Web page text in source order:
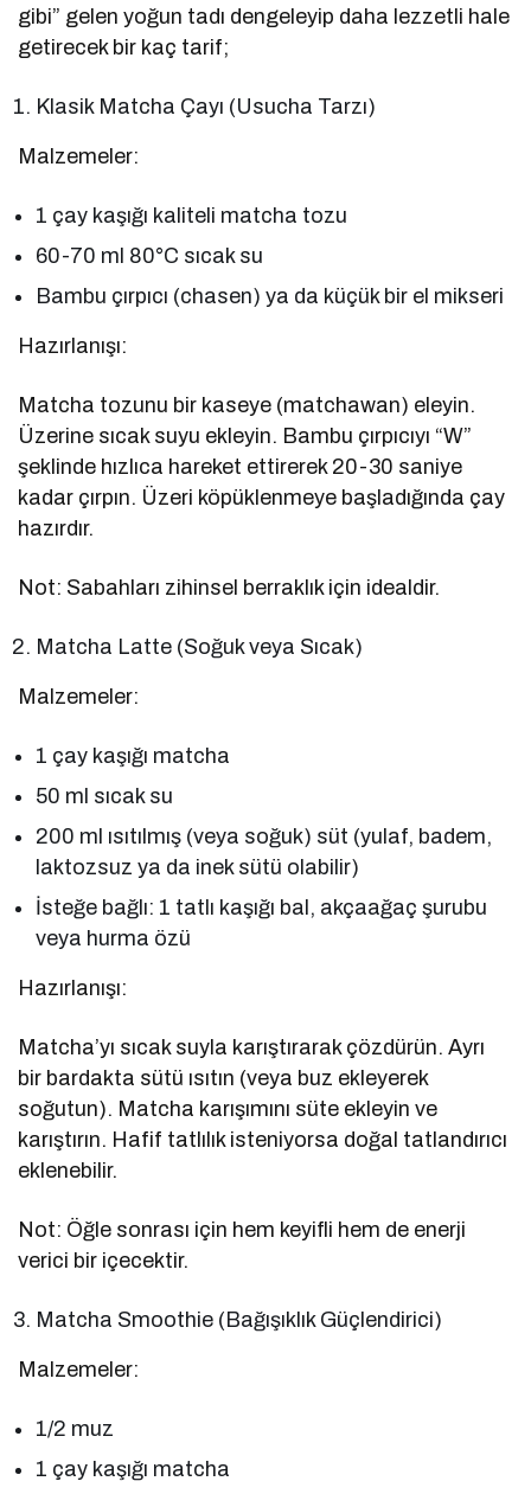
gibi” gelen yoğun tadı dengeleyip daha lezzetli hale
getirecek bir kaç tarif;
Klasik Matcha Çayı (Usucha Tarzı)
Malzemeler:
1 çay kaşığı kaliteli matcha tozu
60-70 ml 80°C sıcak su
Bambu çırpıcı (chasen) ya da küçük bir el mikseri
Hazırlanışı:
Matcha tozunu bir kaseye (matchawan) eleyin.
Üzerine sıcak suyu ekleyin. Bambu çırpıcıyı “W”
şeklinde hızlıca hareket ettirerek 20-30 saniye
kadar çırpın. Üzeri köpüklenmeye başladığında çay
hazırdır.
Not: Sabahları zihinsel berraklık için idealdir.
Matcha Latte (Soğuk veya Sıcak)
Malzemeler:
1 çay kaşığı matcha
50 ml sıcak su
200 ml ısıtılmış (veya soğuk) süt (yulaf, badem,
laktozsuz ya da inek sütü olabilir)
İsteğe bağlı: 1 tatlı kaşığı bal, akçaağaç şurubu
veya hurma özü
Hazırlanışı:
Matcha’yı sıcak suyla karıştırarak çözdürün. Ayrı
bir bardakta sütü ısıtın (veya buz ekleyerek
soğutun). Matcha karışımını süte ekleyin ve
karıştırın. Hafif tatlılık isteniyorsa doğal tatlandırıcı
eklenebilir.
Not: Öğle sonrası için hem keyifli hem de enerji
verici bir içecektir.
Matcha Smoothie (Bağışıklık Güçlendirici)
Malzemeler:
1/2 muz
1 çay kaşığı matcha